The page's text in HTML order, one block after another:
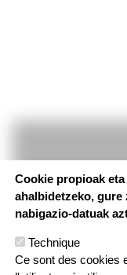
Cookie propioak
ahalbidetzeko,
nabigazio-datuak
Technique
Ce sont des cookies